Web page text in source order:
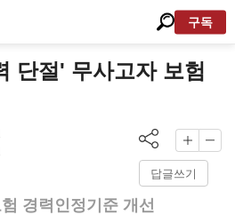
구독
단절' 무사고자 보험
답글쓰기
경력인정기준 개선